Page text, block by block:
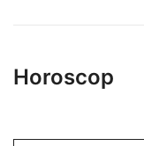
Horoscop